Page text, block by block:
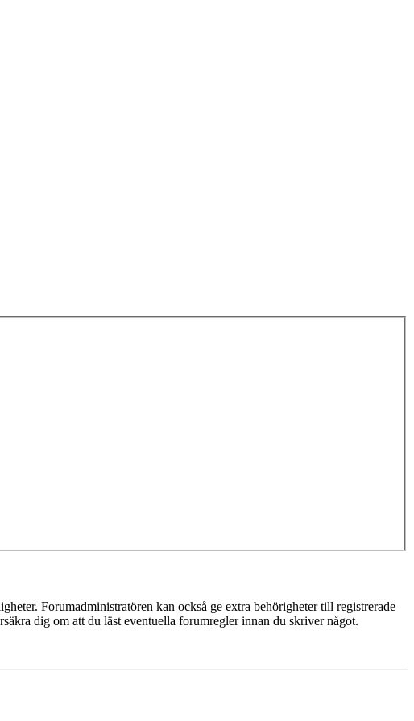
Forumadministratören kan också ge extra behörigheter till registrerade
dig om att du läst eventuella forumregler innan du skriver något.